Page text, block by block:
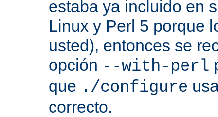
estaba ya incluido en
Linux y Perl 5 porque
usted), entonces se
opción --with-perl
que ./configure
correcto.